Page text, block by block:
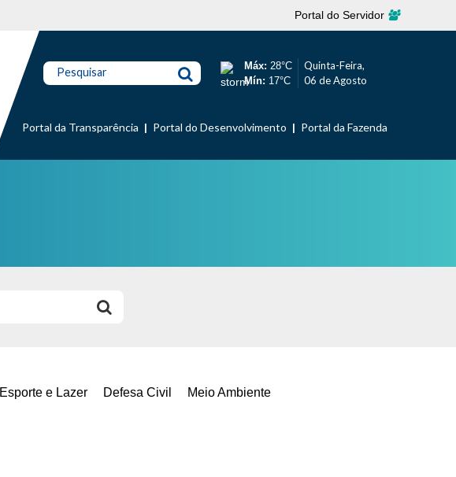
Portal do Servidor
Pesquisar Máx: 28°C
Mín: 17°C
Quinta-Feira,
06 de Agosto
Portal da Transparência Portal do Desenvolvimento Portal da Fazenda
Esporte e Lazer Defesa Civil Meio Ambiente